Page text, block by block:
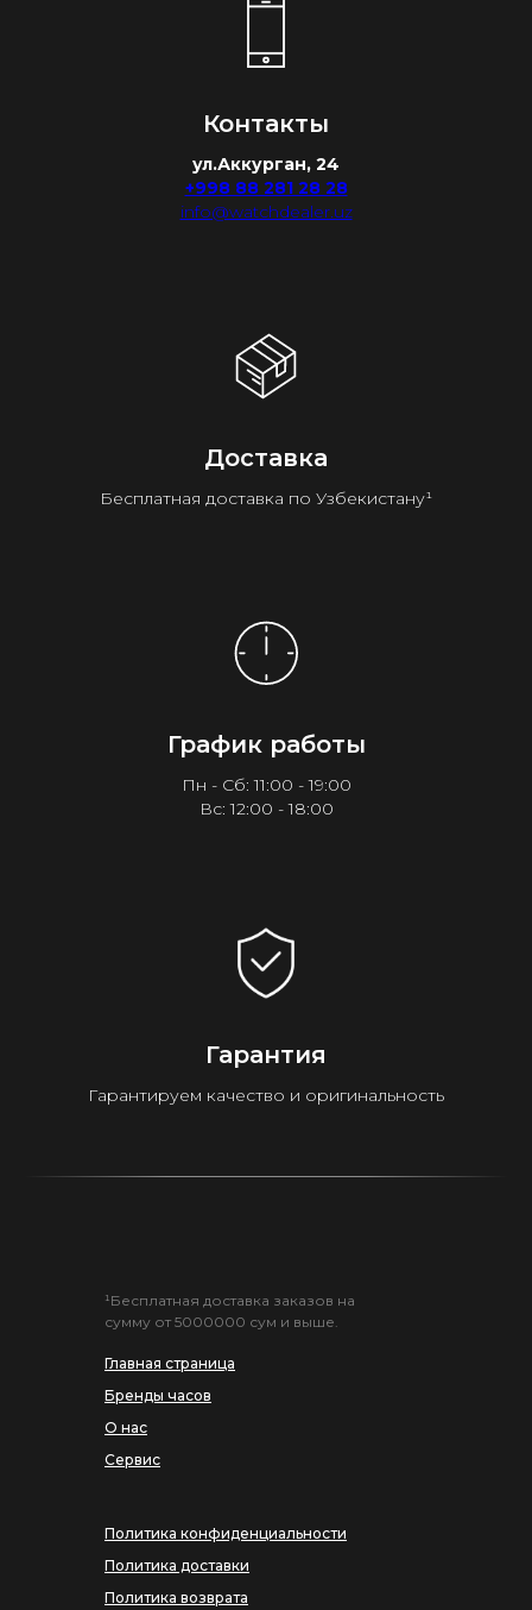
Контакты
ул.Аккурган, 24
+998 88 281 28 28
info@watchdealer.uz
Доставка
Бесплатная доставка по Узбекистану¹
График работы
Пн - Сб: 11:00 - 19:00
Вс: 12:00 - 18:00
Гарантия
Гарантируем качество и оригинальность
Главная страница
Бренды часов
О нас
Сервис
¹Бесплатная доставка заказов на
сумму от 5000000 сум и выше.
Политика конфиденциальности
Политика доставки
Политика возврата